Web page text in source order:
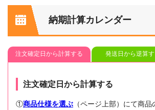
納期計算カレンダー
注文確定日から計算する 発送日から逆算
注文確定日から計算する
①商品仕様を選ぶ （ページ上部）にて商